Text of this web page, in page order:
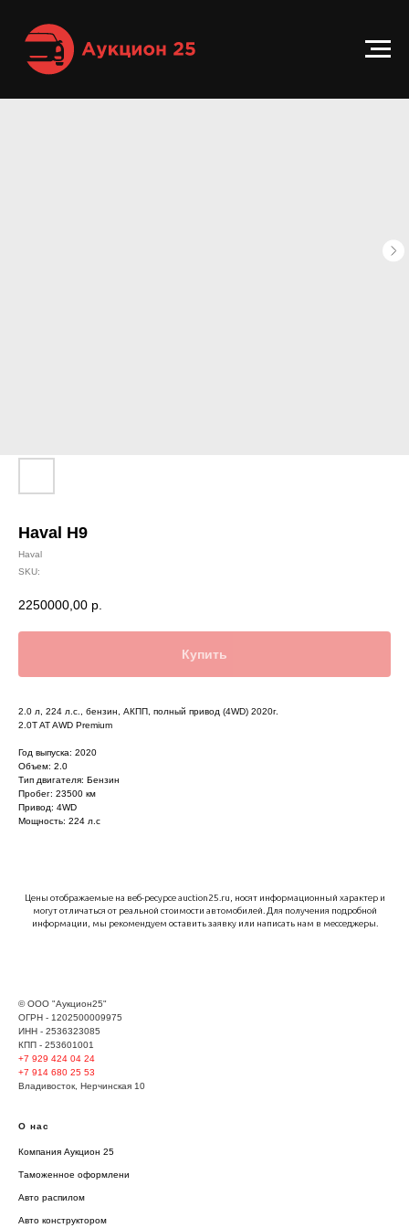
Haval H9
Haval
SKU:
2250000,00 р.
Купить
2.0 л, 224 л.с., бензин, АКПП, полный привод (4WD) 2020г.
2.0T AT AWD Premium
Год выпуска: 2020
Объем: 2.0
Тип двигателя: Бензин
Пробег: 23500 км
Привод: 4WD
Мощность: 224 л.с
Цены отображаемые на веб-ресурсе auction25.ru, носят информационный характер и
могут отличаться от реальной стоимости автомобилей. Для получения подробной
информации, мы рекомендуем оставить заявку или написать нам в месседжеры.
© ООО "Аукцион25"
ОГРН - 1202500009975
ИНН - 2536323085
КПП - 253601001
+7 929 424 04 24
+7 914 680 25 53
Владивосток, Нерчинская 10
О нас
Компания Аукцион 25
Таможенное оформлени
Авто распилом
Авто конструктором